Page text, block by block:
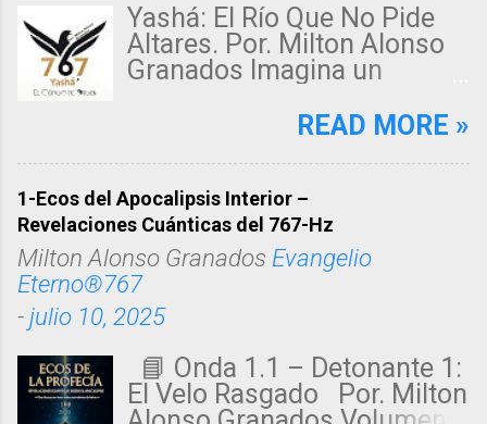
Yashá: El Río Que No Pide
Altares. Por. Milton Alonso
Granados Imagina un
alma sedienta clama en la
luz violeta, suave como un
susurro, fluye como un río
secreto. Esa corriente
invisible acaricia cuerpos
quebrados, libera corazones
oprimidos y siembra paz en
espíritus inquietos. Ese río
tiene un nombre: Yashá. No
es un dios lejano ni un ídolo
de piedra, sino un verbo
READ MORE »
1-Ecos del Apocalipsis Interior –
Revelaciones Cuánticas del 767-Hz
Milton Alonso Granados Evangelio
Eterno®767
- julio 10, 2025
📘 Onda 1.1 – Detonante 1:
El Velo Rasgado Por. Milton